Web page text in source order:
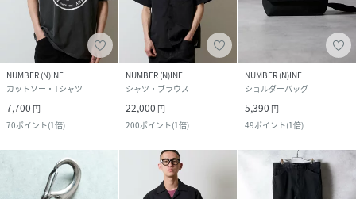
NUMBER (N)INE
カットソー・Tシャツ
7,700 円
70ポイント(1倍)
NUMBER (N)INE
シャツ・ブラウス
22,000 円
200ポイント(1倍)
NUMBER (N)INE
ショルダーバッグ
5,390 円
49ポイント(1倍)